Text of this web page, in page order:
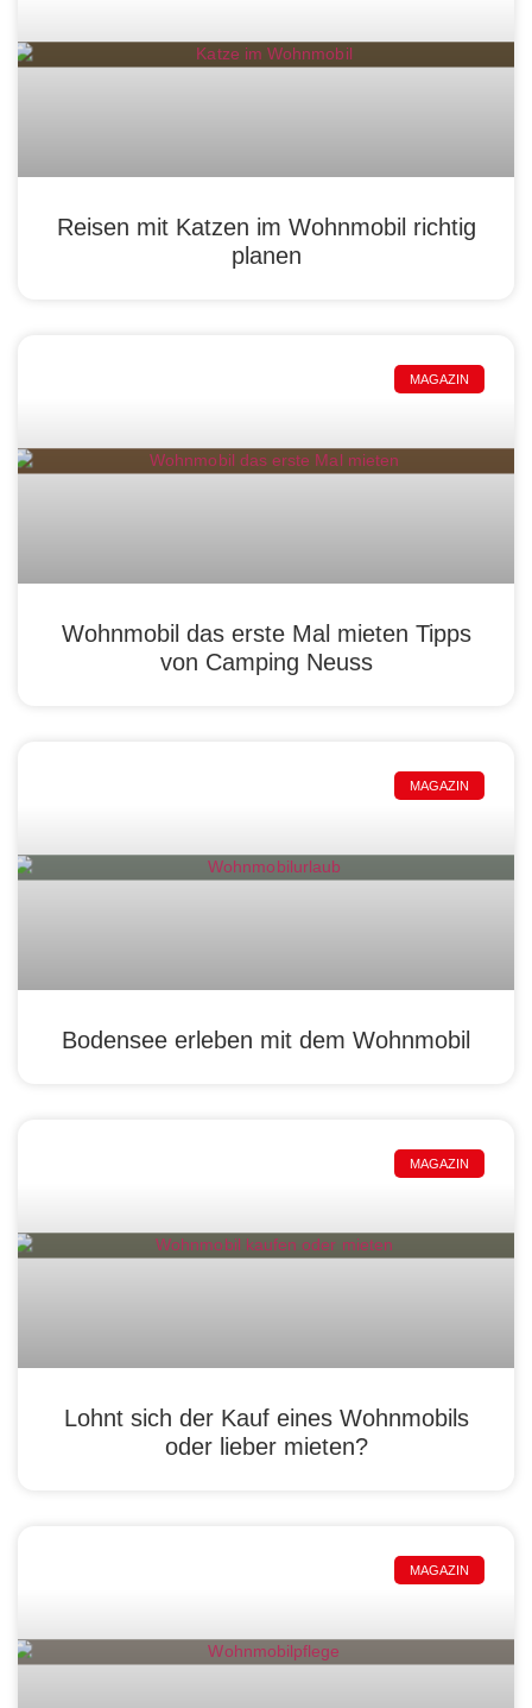
Reisen mit Katzen im Wohnmobil richtig
planen
MAGAZIN
Wohnmobil das erste Mal mieten Tipps
von Camping Neuss
MAGAZIN
Bodensee erleben mit dem Wohnmobil
MAGAZIN
Lohnt sich der Kauf eines Wohnmobils
oder lieber mieten?
MAGAZIN